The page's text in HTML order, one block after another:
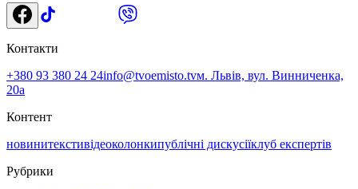
Контакти
+380 93 380 24 24info@tvoemisto.tvм. Львів, вул. Винниченка,
20а
Контент
новинитекстивідеоколонкипублічні дискусіїклуб експертів
Рубрики